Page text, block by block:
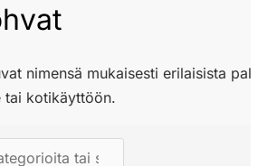
nimensä mukaisesti erilaisista
tai kotikäyttöön.